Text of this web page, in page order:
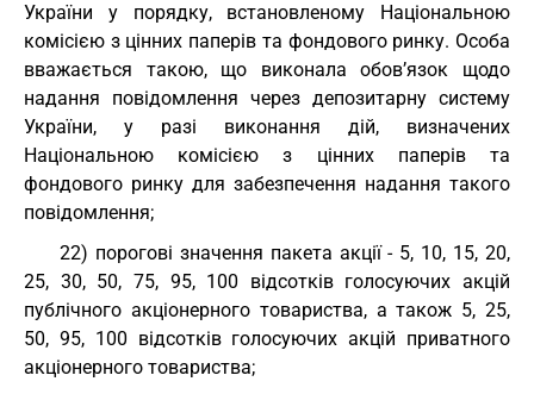
України у порядку, встановленому Національною
комісією з цінних паперів та фондового ринку. Особа
вважається такою, що виконала обов’язок щодо
надання повідомлення через депозитарну систему
України, у разі виконання дій, визначених
Національною комісією з цінних паперів та
фондового ринку для забезпечення надання такого
повідомлення;
22) порогові значення пакета акції - 5, 10, 15, 20,
25, 30, 50, 75, 95, 100 відсотків голосуючих акцій
публічного акціонерного товариства, а також 5, 25,
50, 95, 100 відсотків голосуючих акцій приватного
акціонерного товариства;